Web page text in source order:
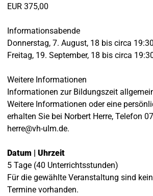
EUR 375,00
Informationsabende
Donnerstag, 7. August, 18 bis circa
Freitag, 19. September, 18 bis circa
Weitere Informationen
Informationen zur Bildungszeit
Weitere Informationen oder eine
erhalten Sie bei Norbert Herre, Telefon
herre@vh-ulm.de.
Datum | Uhrzeit
5 Tage (40 Unterrichtsstunden)
Für die gewählte Veranstaltung sind
Termine vorhanden.